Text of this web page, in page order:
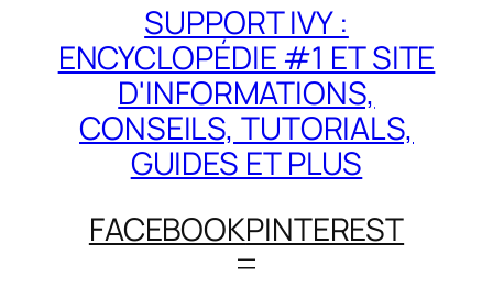
SUPPORT IVY :
ENCYCLOPÉDIE #1 ET SITE
D'INFORMATIONS,
CONSEILS, TUTORIALS,
GUIDES ET PLUS
FACEBOOKPINTEREST